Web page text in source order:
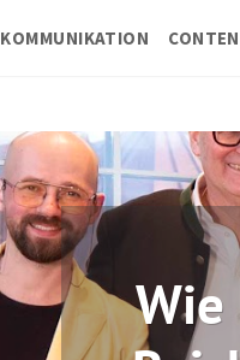
KOMMUNIKATION
Wie Du